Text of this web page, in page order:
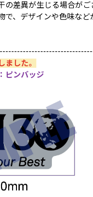
差異が生じる場合がご
で、デザインや色味など
した。
ピンバッジ